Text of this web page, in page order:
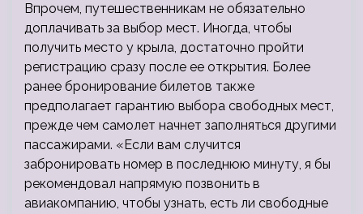
Впрочем, путешественникам не обязательно
доплачивать за выбор мест. Иногда, чтобы
получить место у крыла, достаточно пройти
регистрацию сразу после ее открытия. Более
ранее бронирование билетов также
предполагает гарантию выбора свободных мест,
прежде чем самолет начнет заполняться другими
пассажирами. «Если вам случится
забронировать номер в последнюю минуту, я бы
рекомендовал напрямую позвонить в
авиакомпанию, чтобы узнать, есть ли свободные